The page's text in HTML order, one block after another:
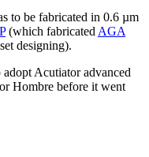
to be fabricated in 0.6 µm
(which fabricated AGA
designing).
Acutiator advanced
Hombre before it went